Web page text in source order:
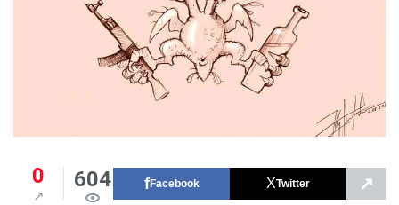
0 604 Facebook Twitter ↗